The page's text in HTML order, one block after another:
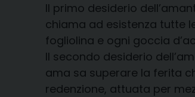
Il primo desiderio
chiama ad esistenza tutte
fogliolina e ogni goccia
Il secondo desiderio
ama sa superare la ferita
redenzione, attuata per